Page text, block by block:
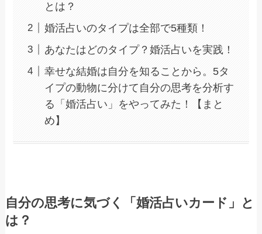
とは？
婚活占いのタイプは全部で5種類！
あなたはどのタイプ？婚活占いを実践！
幸せな結婚は自分を知ることから。5タ
イプの動物に分けて自分の思考を分析す
る「婚活占い」をやってみた！【まと
め】
自分の思考に気づく「婚活占いカード」と
は？